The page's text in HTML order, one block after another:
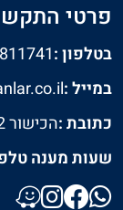
פרטי
בטלפון :
במייל :
כתובת :הכישור 2 תל אביב (פינת שלבים 16)
שעות מענה